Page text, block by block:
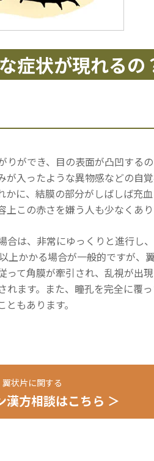
症状が現れるの
りができ、目の表面が凸凹する
が入ったような異物感などの自
かに、結膜の部分がしばしば充
上この赤さを嫌う人も少なくあり
合は、非常にゆっくりと進行し
上かかる場合が一般的ですが、
って角膜が牽引され、乱視が出
れます。また、瞳孔を完全に覆
ともあります。
翼状片に関する
漢方相談はこちら ＞